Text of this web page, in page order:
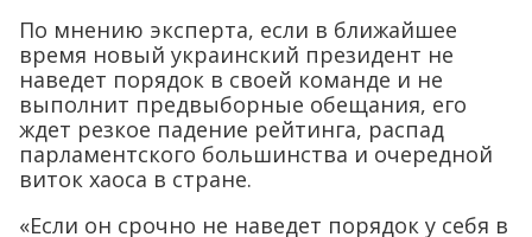
По мнению эксперта, если в ближайшее
время новый украинский президент не
наведет порядок в своей команде и не
выполнит предвыборные обещания, его
ждет резкое падение рейтинга, распад
парламентского большинства и очередной
виток хаоса в стране.
«Если он срочно не наведет порядок у себя в